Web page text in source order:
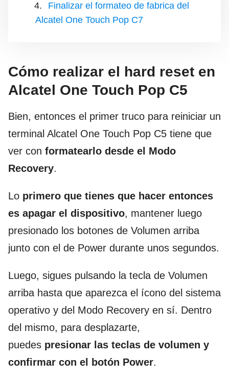
Finalizar el formateo de fabrica del
Alcatel One Touch Pop C7
Cómo realizar el hard reset en
Alcatel One Touch Pop C5
Bien, entonces el primer truco para reiniciar un
terminal Alcatel One Touch Pop C5 tiene que
ver con formatearlo desde el Modo
Recovery.
Lo primero que tienes que hacer entonces
es apagar el dispositivo, mantener luego
presionado los botones de Volumen arriba
junto con el de Power durante unos segundos.
Luego, sigues pulsando la tecla de Volumen
arriba hasta que aparezca el ícono del sistema
operativo y del Modo Recovery en sí. Dentro
del mismo, para desplazarte,
puedes presionar las teclas de volumen y
confirmar con el botón Power.